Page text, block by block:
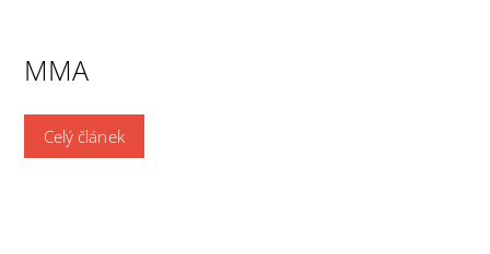
MMA
Celý článek